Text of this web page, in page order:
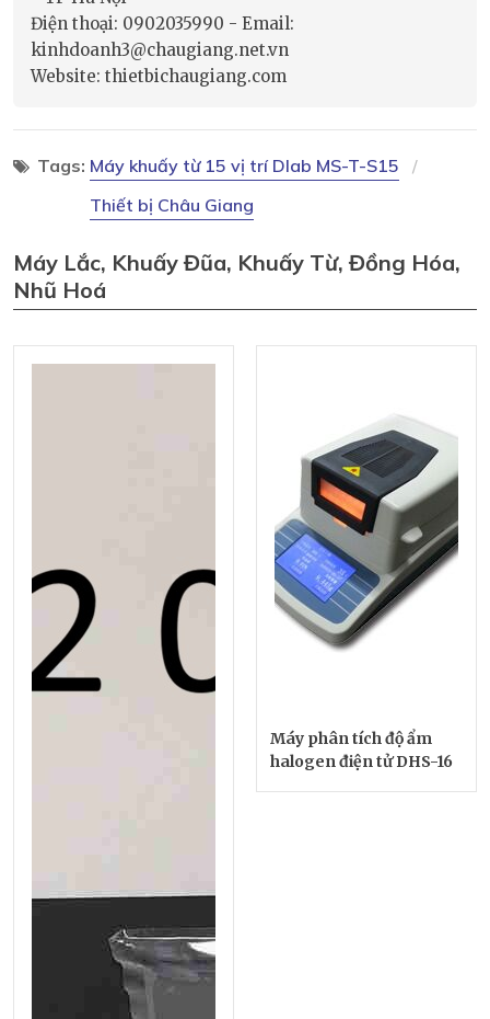
Điện thoại: 0902035990 - Email:
kinhdoanh3@chaugiang.net.vn
Website: thietbichaugiang.com
Tags: Máy khuấy từ 15 vị trí Dlab MS-T-S15
Thiết bị Châu Giang
Máy Lắc, Khuấy Đũa, Khuấy Từ, Đồng Hóa,
Nhũ Hoá
Máy phân tích độ ẩm
halogen điện tử DHS-16